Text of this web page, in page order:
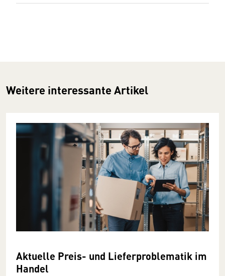
Weitere interessante Artikel
Aktuelle Preis- und Lieferproblematik im
Handel